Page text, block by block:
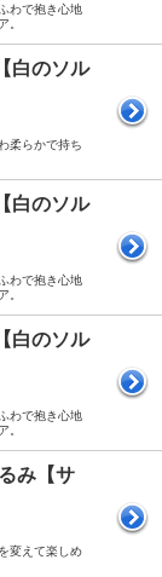
わで抱き心地
。
白のソル
柔らかで持ち
白のソル
わで抱き心地
。
白のソル
わで抱き心地
。
み【サ
変えて楽しめ